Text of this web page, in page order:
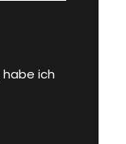
habe ich